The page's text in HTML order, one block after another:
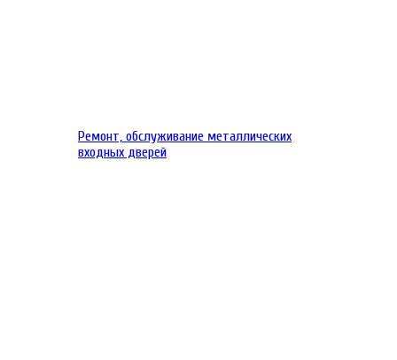
Ремонт, обслуживание металлических
входных дверей